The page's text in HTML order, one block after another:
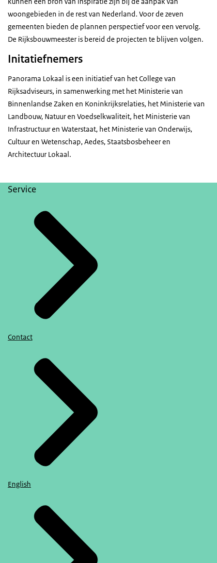
woongebieden in de rest van Nederland. Voor de zeven
gemeenten bieden de plannen perspectief voor een vervolg.
De Rijksbouwmeester is bereid de projecten te blijven volgen.
Initatiefnemers
Panorama Lokaal is een initiatief van het College van
Rijksadviseurs, in samenwerking met het Ministerie van
Binnenlandse Zaken en Koninkrijksrelaties, het Ministerie van
Landbouw, Natuur en Voedselkwaliteit, het Ministerie van
Infrastructuur en Waterstaat, het Ministerie van Onderwijs,
Cultuur en Wetenschap, Aedes, Staatsbosbeheer en
Architectuur Lokaal.
Service
Contact
English